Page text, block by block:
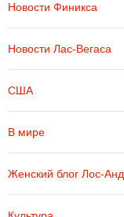
Новости Финикса
Новости Лас-Вегаса
США
В мире
Женский блог Лос-